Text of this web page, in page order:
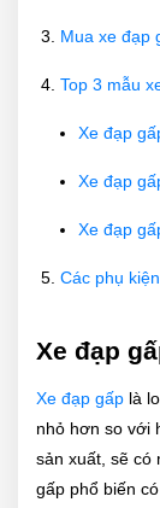
Mua xe đạp
Top 3 mẫu
Xe đạp
Xe đạp
Xe đạp
Các phụ
Xe đạp
Xe đạp gấp là
nhỏ hơn so với
sản xuất, sẽ có
gấp phổ biến